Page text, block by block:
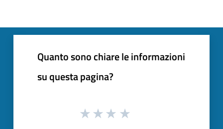
Quanto sono chiare le informazioni
su questa pagina?